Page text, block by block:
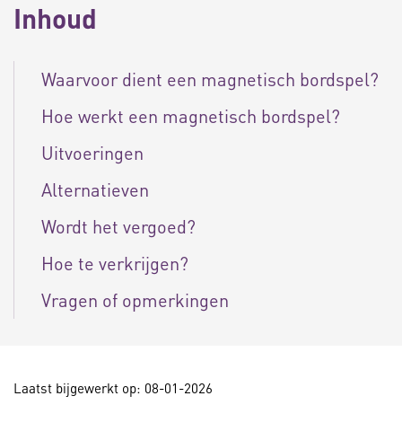
Inhoud
Waarvoor dient een magnetisch bordspel?
Hoe werkt een magnetisch bordspel?
Uitvoeringen
Alternatieven
Wordt het vergoed?
Hoe te verkrijgen?
Vragen of opmerkingen
Laatst bijgewerkt op: 08-01-2026